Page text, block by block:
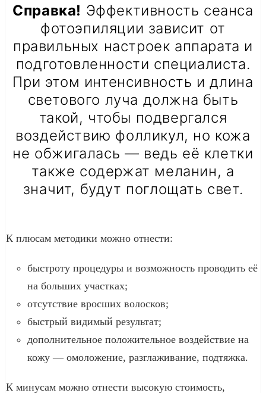
Справка! Эффективность сеанса
фотоэпиляции зависит от
правильных настроек аппарата и
подготовленности специалиста.
При этом интенсивность и длина
светового луча должна быть
такой, чтобы подвергался
воздействию фолликул, но кожа
не обжигалась — ведь её клетки
также содержат меланин, а
значит, будут поглощать свет.
К плюсам методики можно отнести:
быстроту процедуры и возможность проводить её
на больших участках;
отсутствие вросших волосков;
быстрый видимый результат;
дополнительное положительное воздействие на
кожу — омоложение, разглаживание, подтяжка.
К минусам можно отнести высокую стоимость,